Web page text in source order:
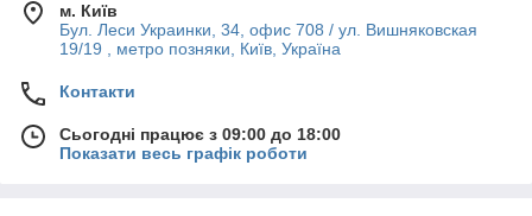
м. Київ
Бул. Леси Украинки, 34, офис 708 / ул. Вишняковская
19/19 , метро позняки, Київ, Україна
Контакти
Сьогодні працює з 09:00 до 18:00
Показати весь графік роботи